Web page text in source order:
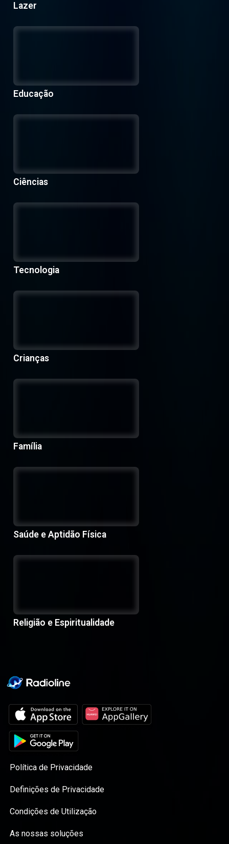
Lazer
Educação
Ciências
Tecnologia
Crianças
Família
Saúde e Aptidão Física
Religião e Espiritualidade
Política de Privacidade
Definições de Privacidade
Condições de Utilização
As nossas soluções